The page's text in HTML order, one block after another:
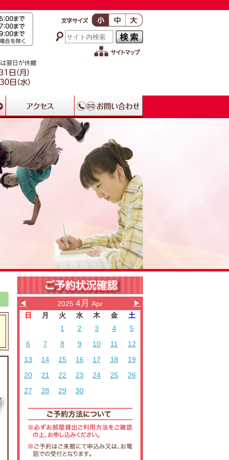
◀ 2025 4月 Apr
▶
日
月 火 水 木 金
土
1
2 3 4
5
6
7 8 9 10 11
12
13
14 15 16 17 18
19
20
21 22 23 24 25
26
27
28 29 30